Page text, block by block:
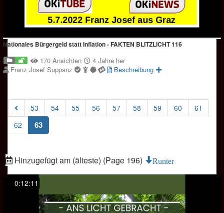
Nationales Bürgergeld statt Inflation - FAKTEN BLITZLICHT 116
170 Ansichten
4 Jahre her
Franz Josef Suppanz
Beschreibung
53 54 55 56 57 58 59 60
61
62
63(current)
Hinzugefügt am (älteste) (Page 196) Runter
0:12:11